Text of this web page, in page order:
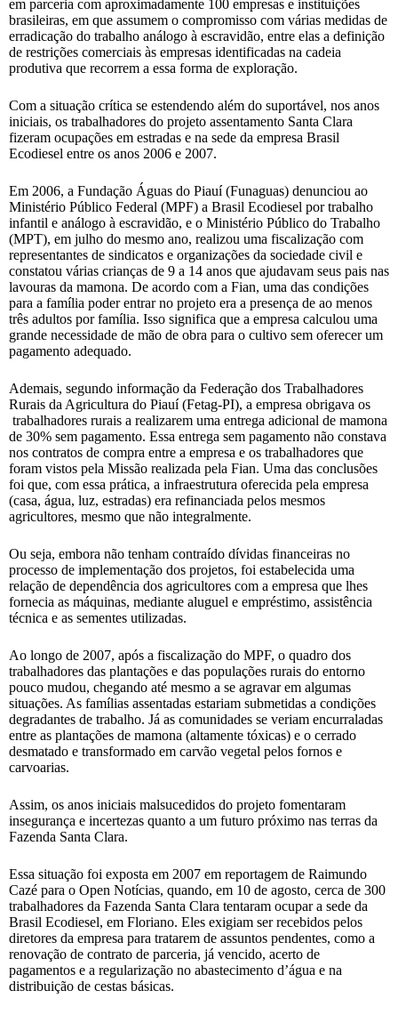
em parceria com aproximadamente 100 empresas e instituições
brasileiras, em que assumem o compromisso com várias medidas de
erradicação do trabalho análogo à escravidão, entre elas a definição
de restrições comerciais às empresas identificadas na cadeia
produtiva que recorrem a essa forma de exploração.
Com a situação crítica se estendendo além do suportável, nos anos
iniciais, os trabalhadores do projeto assentamento Santa Clara
fizeram ocupações em estradas e na sede da empresa Brasil
Ecodiesel entre os anos 2006 e 2007.
Em 2006, a Fundação Águas do Piauí (Funaguas) denunciou ao
Ministério Público Federal (MPF) a Brasil Ecodiesel por trabalho
infantil e análogo à escravidão, e o Ministério Público do Trabalho
(MPT), em julho do mesmo ano, realizou uma fiscalização com
representantes de sindicatos e organizações da sociedade civil e
constatou várias crianças de 9 a 14 anos que ajudavam seus pais nas
lavouras da mamona. De acordo com a Fian, uma das condições
para a família poder entrar no projeto era a presença de ao menos
três adultos por família. Isso significa que a empresa calculou uma
grande necessidade de mão de obra para o cultivo sem oferecer um
pagamento adequado.
Ademais, segundo informação da Federação dos Trabalhadores
Rurais da Agricultura do Piauí (Fetag-PI), a empresa obrigava os
trabalhadores rurais a realizarem uma entrega adicional de mamona
de 30% sem pagamento. Essa entrega sem pagamento não constava
nos contratos de compra entre a empresa e os trabalhadores que
foram vistos pela Missão realizada pela Fian. Uma das conclusões
foi que, com essa prática, a infraestrutura oferecida pela empresa
(casa, água, luz, estradas) era refinanciada pelos mesmos
agricultores, mesmo que não integralmente.
Ou seja, embora não tenham contraído dívidas financeiras no
processo de implementação dos projetos, foi estabelecida uma
relação de dependência dos agricultores com a empresa que lhes
fornecia as máquinas, mediante aluguel e empréstimo, assistência
técnica e as sementes utilizadas.
Ao longo de 2007, após a fiscalização do MPF, o quadro dos
trabalhadores das plantações e das populações rurais do entorno
pouco mudou, chegando até mesmo a se agravar em algumas
situações. As famílias assentadas estariam submetidas a condições
degradantes de trabalho. Já as comunidades se veriam encurraladas
entre as plantações de mamona (altamente tóxicas) e o cerrado
desmatado e transformado em carvão vegetal pelos fornos e
carvoarias.
Assim, os anos iniciais malsucedidos do projeto fomentaram
insegurança e incertezas quanto a um futuro próximo nas terras da
Fazenda Santa Clara.
Essa situação foi exposta em 2007 em reportagem de Raimundo
Cazé para o Open Notícias, quando, em 10 de agosto, cerca de 300
trabalhadores da Fazenda Santa Clara tentaram ocupar a sede da
Brasil Ecodiesel, em Floriano. Eles exigiam ser recebidos pelos
diretores da empresa para tratarem de assuntos pendentes, como a
renovação de contrato de parceria, já vencido, acerto de
pagamentos e a regularização no abastecimento d’água e na
distribuição de cestas básicas.